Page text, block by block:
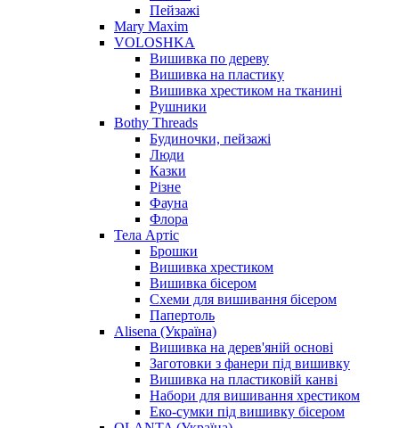
Пейзажі
Mary Maxim
VOLOSHKA
Вишивка по дереву
Вишивка на пластику
Вишивка хрестиком на тканині
Рушники
Bothy Threads
Будиночки, пейзажі
Люди
Казки
Різне
Фауна
Флора
Тела Артіс
Брошки
Вишивка хрестиком
Вишивка бісером
Схеми для вишивання бісером
Папертоль
Alisena (Україна)
Вишивка на дерев'яній основі
Заготовки з фанери під вишивку
Вишивка на пластиковій канві
Набори для вишивання хрестиком
Еко-сумки під вишивку бісером